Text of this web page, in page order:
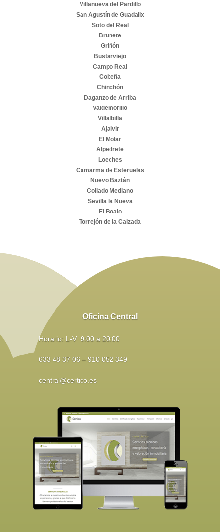
Villanueva del Pardillo
San Agustín de Guadalix
Soto del Real
Brunete
Griñón
Bustarviejo
Campo Real
Cobeña
Chinchón
Daganzo de Arriba
Valdemorillo
Villalbilla
Ajalvir
El Molar
Alpedrete
Loeches
Camarma de Esteruelas
Nuevo Baztán
Collado Mediano
Sevilla la Nueva
El Boalo
Torrejón de la Calzada
Oficina Central
Horario: L-V 9:00 a 20:00
633 48 37 06 – 910 052 349
central@certico.es